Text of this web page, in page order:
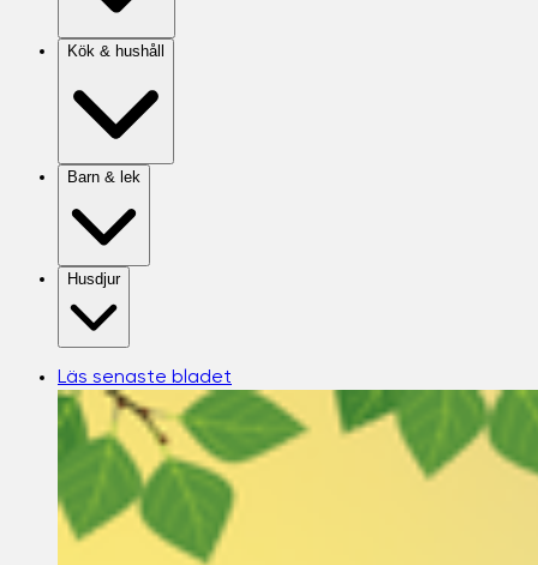
Kök & hushåll
Barn & lek
Husdjur
Läs senaste bladet